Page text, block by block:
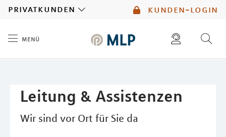
kunden-login
privatkunden
menü
Leitung & Assistenzen
Wir sind vor Ort für Sie da